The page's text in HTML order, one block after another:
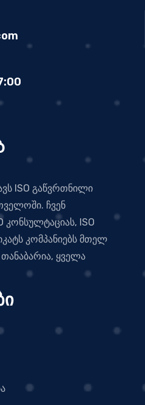
ISO გაწვრთნილი
ჩვენ
კონსულტაციას, ISO
კომპანიებს მთელ
ყველა